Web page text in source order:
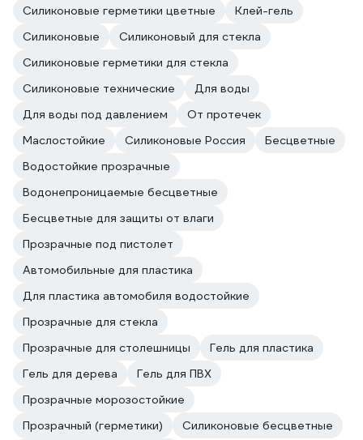
Силиконовые герметики цветные
Клей-гель
Силиконовые
Силиконовый для стекла
Силиконовые герметики для стекла
Силиконовые технические
Для воды
Для воды под давлением
От протечек
Маслостойкие
Силиконовые Россия
Бесцветные
Водостойкие прозрачные
Водонепроницаемые бесцветные
Бесцветные для защиты от влаги
Прозрачные под пистолет
Автомобильные для пластика
Для пластика автомобиля водостойкие
Прозрачные для стекла
Прозрачные для столешницы
Гель для пластика
Гель для дерева
Гель для ПВХ
Прозрачные морозостойкие
Прозрачный (герметики)
Силиконовые бесцветные